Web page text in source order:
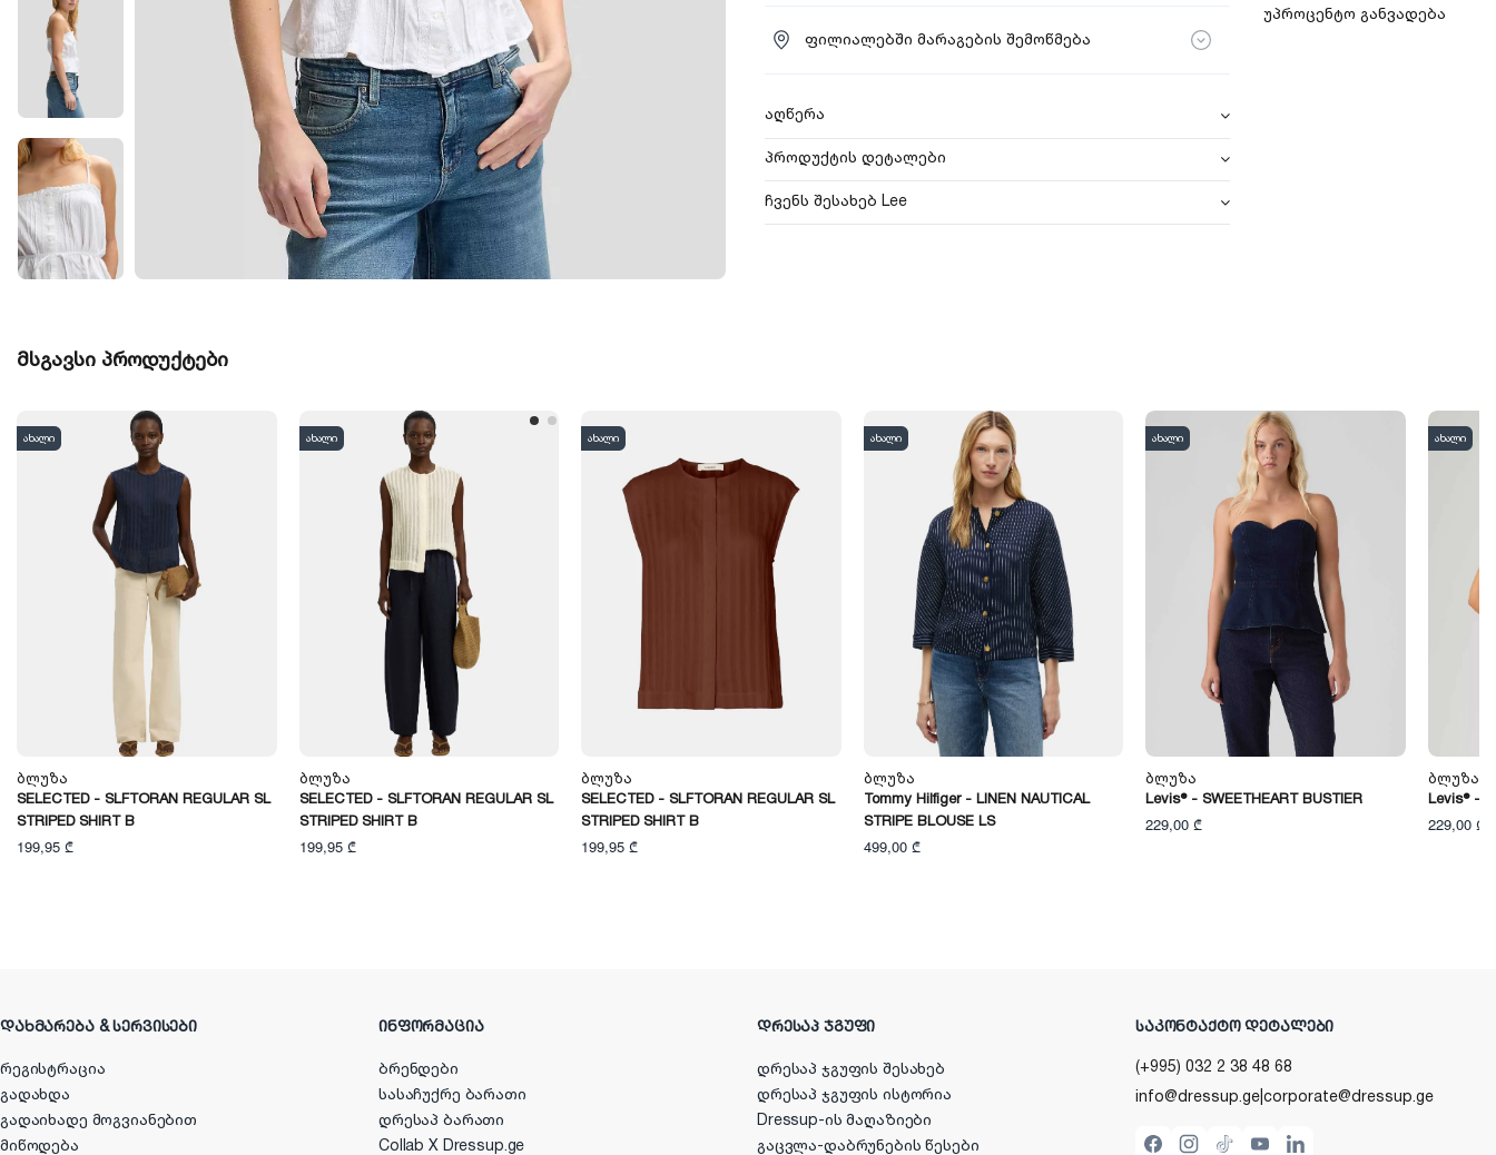
ფილიალებში მარაგების შემოწმება
აღწერა
პროდუქტის დეტალები
ჩვენს შესახებ Lee
უპროცენტო განვადება
მსგავსი პროდუქტები
ახალი
Ბლუზა
SELECTED - SLFTORAN REGULAR SL
STRIPED SHIRT B
199,95 ₾
ახალი
Ბლუზა
SELECTED - SLFTORAN REGULAR SL
STRIPED SHIRT B
199,95 ₾
ახალი
Ბლუზა
SELECTED - SLFTORAN REGULAR SL
STRIPED SHIRT B
199,95 ₾
ახალი
Ბლუზა
Tommy Hilfiger - LINEN NAUTICAL
STRIPE BLOUSE LS
499,00 ₾
ახალი
Ბლუზა
Levis® - SWEETHEART BUSTIER
229,00 ₾
ახალი
Ბლუზა
Levis® -
229,00 ₾
ᲓᲐᲮᲛᲐᲠᲔᲑᲐ & ᲡᲔᲠᲕᲘᲡᲔᲑᲘ
რეგისტრაცია
გადახდა
გადაიხადე მოგვიანებით
მიწოდება
ᲘᲜᲤᲝᲠᲛᲐᲪᲘᲐ
ბრენდები
სასაჩუქრე ბარათი
დრესაპ ბარათი
Collab X Dressup.ge
ᲓᲠᲔᲡᲐᲞ ᲯᲒᲣᲤᲘ
დრესაპ ჯგუფის შესახებ
დრესაპ ჯგუფის ისტორია
Dressup-ის მაღაზიები
გაცვლა-დაბრუნების წესები
ᲡᲐᲙᲝᲜᲢᲐᲥᲢᲝ ᲓᲔᲢᲐᲚᲔᲑᲘ
(+995) 032 2 38 48 68
info@dressup.gecorporate@dressup.ge